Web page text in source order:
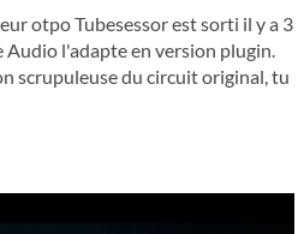
otpo Tubesessor est sorti il y a 3
l'adapte en version plugin.
scrupuleuse du circuit original, tu